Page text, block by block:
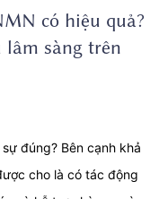
có hiệu quả?
lâm sàng trên
đúng? Bên cạnh khả
cho là có tác động